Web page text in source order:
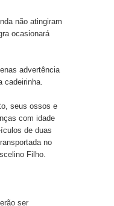
não atingiram
ocasionará
advertência
seus ossos e
com idade
de duas
no
Filho.
ser